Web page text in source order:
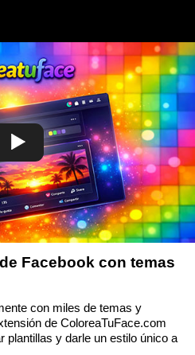
Facebook con temas
con miles de temas y
de ColoreaTuFace.com
plantillas y darle un estilo único a